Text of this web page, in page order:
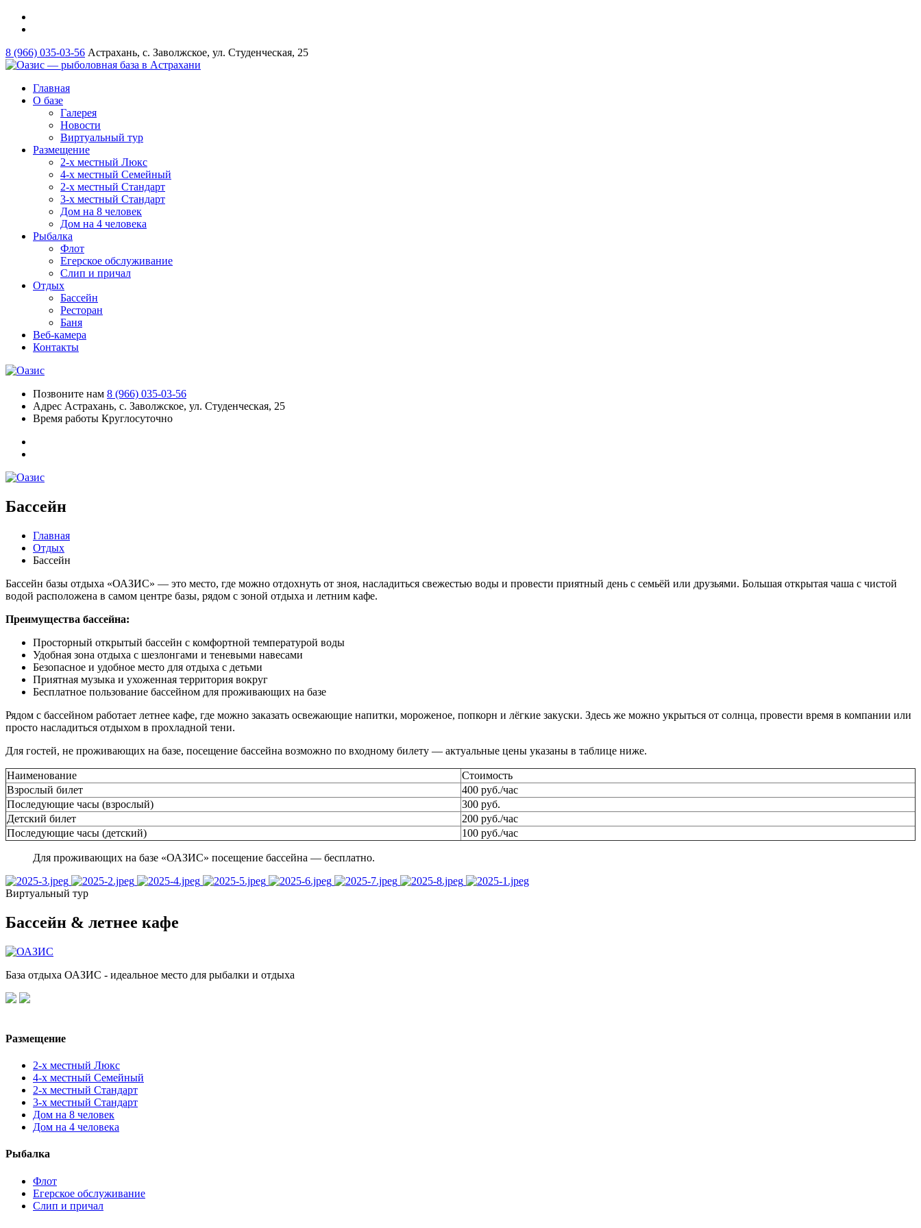
8 (966) 035-03-56 Астрахань, с. Заволжское, ул. Студенческая, 25
Главная
О базе
Галерея
Новости
Виртуальный тур
Размещение
2-х местный Люкс
4-х местный Семейный
2-х местный Стандарт
3-х местный Стандарт
Дом на 8 человек
Дом на 4 человека
Рыбалка
Флот
Егерское обслуживание
Слип и причал
Отдых
Бассейн
Ресторан
Баня
Веб-камера
Контакты
Позвоните нам 8 (966) 035-03-56
Адрес Астрахань, с. Заволжское, ул. Студенческая, 25
Время работы Круглосуточно
Бассейн
Главная
Отдых
Бассейн
Бассейн базы отдыха «ОАЗИС» — это место, где можно отдохнуть от зноя, насладиться свежестью воды и провести приятный день с семьёй или друзьями. Большая открытая чаша с чистой
водой расположена в самом центре базы, рядом с зоной отдыха и летним кафе.
Преимущества бассейна:
Просторный открытый бассейн с комфортной температурой воды
Удобная зона отдыха с шезлонгами и теневыми навесами
Безопасное и удобное место для отдыха с детьми
Приятная музыка и ухоженная территория вокруг
Бесплатное пользование бассейном для проживающих на базе
Рядом с бассейном работает летнее кафе, где можно заказать освежающие напитки, мороженое, попкорн и лёгкие закуски. Здесь же можно укрыться от солнца, провести время в компании или
просто насладиться отдыхом в прохладной тени.
Для гостей, не проживающих на базе, посещение бассейна возможно по входному билету — актуальные цены указаны в таблице ниже.
Наименование
Стоимость
Взрослый билет
400 руб./час
Последующие часы (взрослый)
300 руб.
Детский билет
200 руб./час
Последующие часы (детский)
100 руб./час
Для проживающих на базе «ОАЗИС» посещение бассейна — бесплатно.
Виртуальный тур
Бассейн & летнее кафе
База отдыха ОАЗИС - идеальное место для рыбалки и отдыха
Размещение
2-х местный Люкс
4-х местный Семейный
2-х местный Стандарт
3-х местный Стандарт
Дом на 8 человек
Дом на 4 человека
Рыбалка
Флот
Егерское обслуживание
Слип и причал